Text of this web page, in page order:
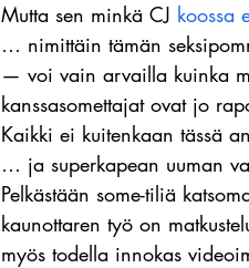
Mutta sen minkä CJ koossa
… nimittäin tämän
— voi vain arvailla kuinka
kanssasomettajat ovat jo
Kaikki ei kuitenkaan tässä
… ja superkapean uuman
Pelkästään some-tiliä
kaunottaren työ on
myös todella innokas